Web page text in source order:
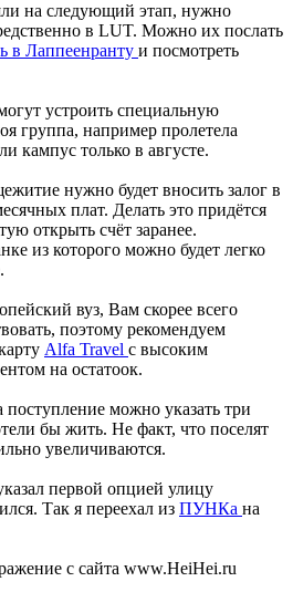
на следующий этап, нужно
в LUT. Можно их послать
в Лаппеенранту и посмотреть
устроить специальную
группа, например пролетела
кампус только в августе.
нужно будет вносить залог в
плат. Делать это придётся
открыть счёт заранее.
из которого можно будет легко
вуз, Вам скорее всего
поэтому рекомендуем
Alfa Travel с высоким
на остатоок.
можно указать три
бы жить. Не факт, что поселят
увеличиваются.
первой опцией улицу
Так я переехал из ПУНКа на